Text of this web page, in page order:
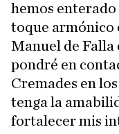
hemos enterado
toque armónico
Manuel de Falla
pondré en
Cremades en
tenga la
fortalecer mis